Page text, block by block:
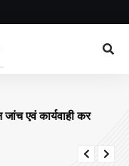
एवं कार्यवाही कर